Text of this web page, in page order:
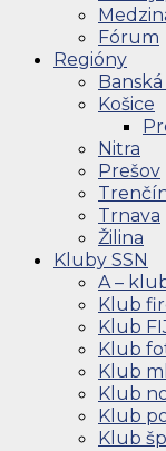
Fórum
Regióny
Košice
Nitra
Prešov
Trnava
Žilina
Kluby SSN
A –
Klub
Klub
Klub
Klub
Klub
Klub
Klub